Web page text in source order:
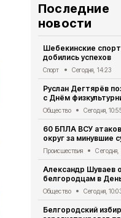
Последние
новости
Шебекинские
добились успехов
Спорт Сегодня, 14:23
Руслан Дегтярёв
с Днём
Общество Сегодня,
60 БПЛА ВСУ
округ за минувшие
Происшествия Сегодня,
Александр Шуваев
белгородцам в
Общество Сегодня,
Белгородский